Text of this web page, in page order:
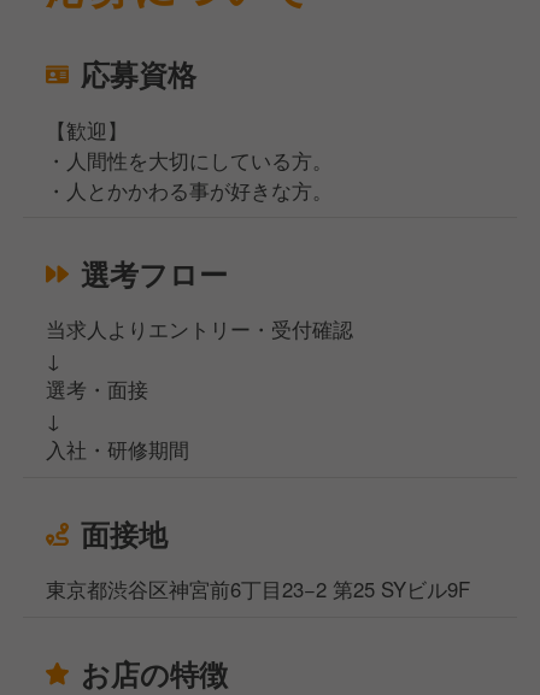
応募資格
【歓迎】
・人間性を大切にしている方。
・人とかかわる事が好きな方。
選考フロー
当求人よりエントリー・受付確認
↓
選考・面接
↓
入社・研修期間
面接地
東京都渋谷区神宮前6丁目23−2 第25 SYビル9F
お店の特徴